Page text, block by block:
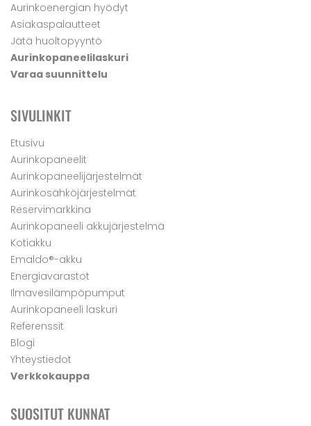
Aurinkoenergian hyödyt
Asiakaspalautteet
Jätä huoltopyyntö
Aurinkopaneelilaskuri
Varaa suunnittelu
SIVULINKIT
Etusivu
Aurinkopaneelit
Aurinkopaneelijärjestelmät
Aurinkosähköjärjestelmät
Reservimarkkina
Aurinkopaneeli akkujärjestelmä
Kotiakku
Emaldo®-akku
Energiavarastot
Ilmavesilämpöpumput
Aurinkopaneeli laskuri
Referenssit
Blogi
Yhteystiedot
Verkkokauppa
SUOSITUT KUNNAT